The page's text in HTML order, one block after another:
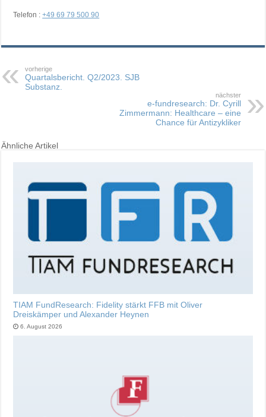
Telefon :+49 69 79 500 90
vorherige
Quartalsbericht. Q2/2023. SJB
Substanz.
nächster
e-fundresearch: Dr. Cyrill
Zimmermann: Healthcare – eine
Chance für Antizykliker
Ähnliche Artikel
TIAM FundResearch: Fidelity stärkt FFB mit Oliver
Dreiskämper und Alexander Heynen
6. August 2026